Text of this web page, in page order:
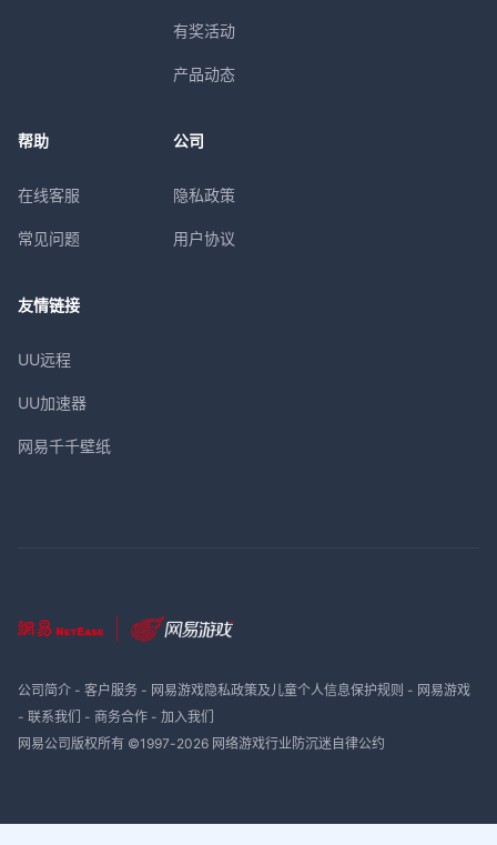
有奖活动
产品动态
帮助
在线客服
常见问题
公司
隐私政策
用户协议
友情链接
UU远程
UU加速器
网易千千壁纸
公司简介- 客户服务- 网易游戏隐私政策及儿童个人信息保护规则 - 网易游戏
- 联系我们 - 商务合作- 加入我们
网易公司版权所有 ©1997-2026 网络游戏行业防沉迷自律公约